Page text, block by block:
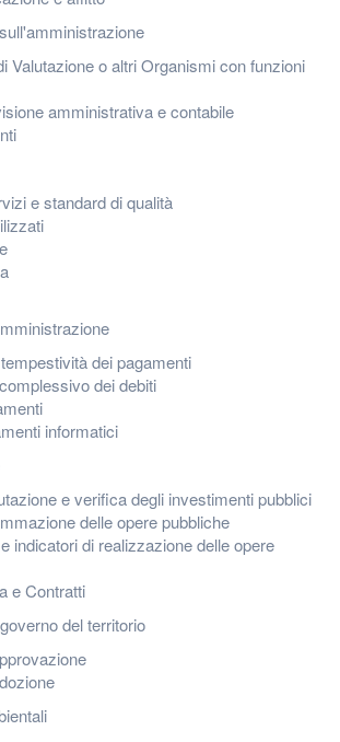
Valutazione o altri Organismi con funzioni
amministrativa e contabile
e standard di qualità
dei pagamenti
dei debiti
informatici
e verifica degli investimenti pubblici
delle opere pubbliche
indicatori di realizzazione delle opere
e Contratti
del territorio